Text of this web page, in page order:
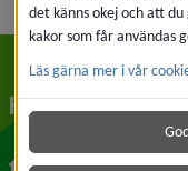
Kontakt
Umeå kommun
det känns okej och att
kakor som får användas
Läs gärna mer i vår